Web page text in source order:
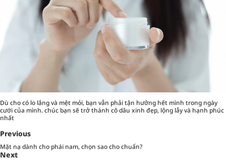
Dù cho có lo lắng và mệt mỏi, bạn vẫn phải tận hưởng hết mình trong ngày
cưới của mình. chúc bạn sẽ trở thành cô dâu xinh đẹp, lộng lẫy và hạnh phúc
nhất
Previous
Mặt nạ dành cho phái nam, chọn sao cho chuẩn?
Next